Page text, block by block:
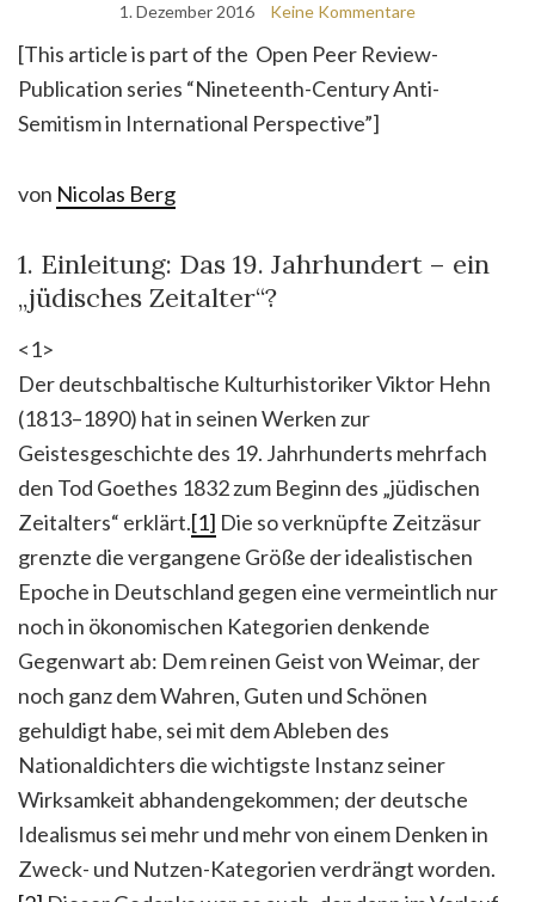
1. Dezember 2016 Keine Kommentare
[This article is part of the Open Peer Review-
Publication series “Nineteenth-Century Anti-
Semitism in International Perspective”]
von Nicolas Berg
1. Einleitung: Das 19. Jahrhundert – ein
„jüdisches Zeitalter“?
<1>
Der deutschbaltische Kulturhistoriker Viktor Hehn
(1813–1890) hat in seinen Werken zur
Geistesgeschichte des 19. Jahrhunderts mehrfach
den Tod Goethes 1832 zum Beginn des „jüdischen
Zeitalters“ erklärt.[1] Die so verknüpfte Zeitzäsur
grenzte die vergangene Größe der idealistischen
Epoche in Deutschland gegen eine vermeintlich nur
noch in ökonomischen Kategorien denkende
Gegenwart ab: Dem reinen Geist von Weimar, der
noch ganz dem Wahren, Guten und Schönen
gehuldigt habe, sei mit dem Ableben des
Nationaldichters die wichtigste Instanz seiner
Wirksamkeit abhandengekommen; der deutsche
Idealismus sei mehr und mehr von einem Denken in
Zweck- und Nutzen-Kategorien verdrängt worden.